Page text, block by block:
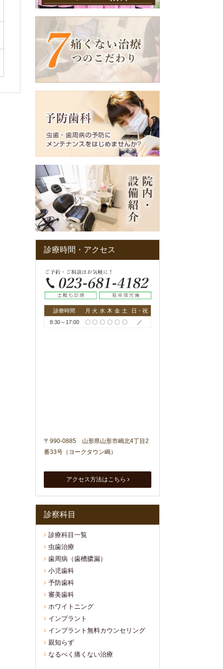
診療時間・アクセス
診療時間 月 火 水 木 金 土
日・祝
8:30～17:00
〇 〇 〇 〇 〇 〇 ／
〒990-0885 山形県山形市嶋北4丁目2
番33号（ヨークタウン嶋）
アクセス方法はこちら
診察科目
診療科目一覧
虫歯治療
歯周病（歯槽膿漏）
小児歯科
予防歯科
審美歯科
ホワイトニング
インプラント
インプラント無料カウンセリング
親知らず
なるべく痛くない治療